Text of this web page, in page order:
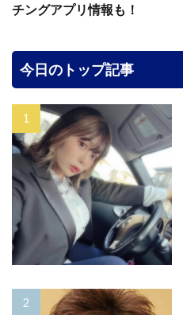
チングアプリ情報も！
今日のトップ記事